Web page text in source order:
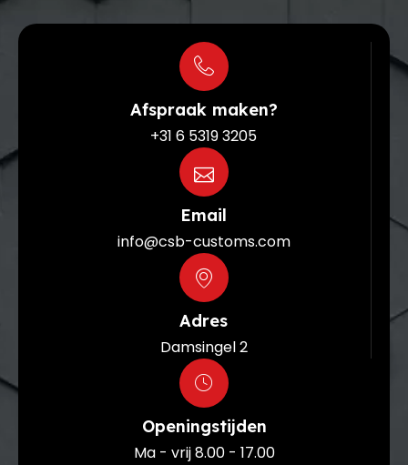
Afspraak maken?
+31 6 5319 3205
Email
info@csb-customs.com
Adres
Damsingel 2
Openingstijden
Ma - vrij 8.00 - 17.00